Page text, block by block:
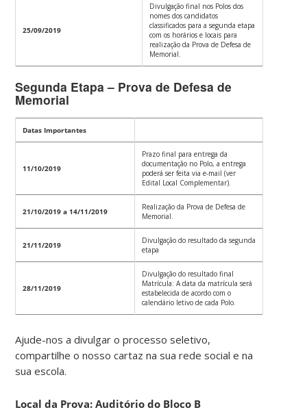
25/09/2019
Divulgação final nos Polos dos
nomes dos candidatos
classificados para a segunda etapa
com os horários e locais para
realização da Prova de Defesa de
Memorial.
Segunda Etapa – Prova de Defesa de
Memorial
Datas Importantes
11/10/2019
Prazo final para entrega da
documentação no Polo, a entrega
poderá ser feita via e-mail (ver
Edital Local Complementar).
21/10/2019 a 14/11/2019
Realização da Prova de Defesa de
Memorial.
21/11/2019
Divulgação do resultado da segunda
etapa
28/11/2019
Divulgação do resultado final
Matrícula: A data da matrícula será
estabelecida de acordo com o
calendário letivo de cada Polo.
Ajude-nos a divulgar o processo seletivo,
compartilhe o nosso cartaz na sua rede social e na
sua escola.
Local da Prova: Auditório do Bloco B